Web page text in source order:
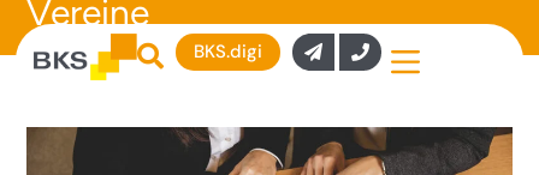
BKS.digi
Vereine